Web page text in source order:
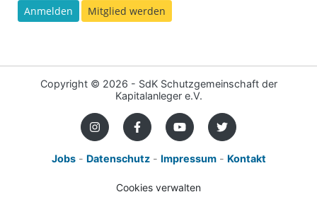
Anmelden Mitglied werden
Copyright © 2026 - SdK Schutzgemeinschaft der
Kapitalanleger e.V.
Jobs- Datenschutz- Impressum- Kontakt
Cookies verwalten